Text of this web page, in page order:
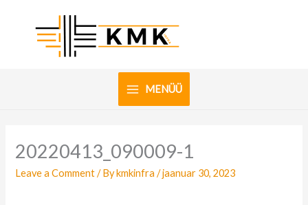
MENÜÜ
20220413_090009-1
Leave a Comment / Bykmkinfra/jaanuar 30, 2023